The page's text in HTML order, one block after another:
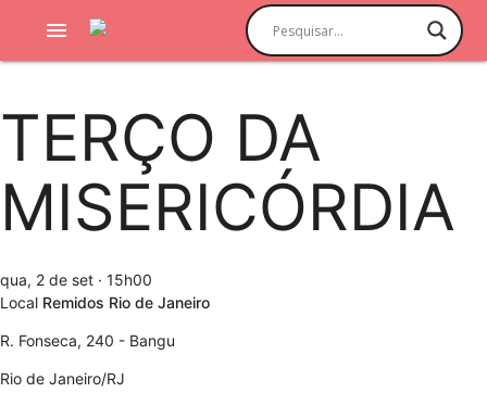
menu
TERÇO DA
MISERICÓRDIA
qua, 2 de set · 15h00
Local Remidos Rio de Janeiro
R. Fonseca, 240 - Bangu
Rio de Janeiro/RJ